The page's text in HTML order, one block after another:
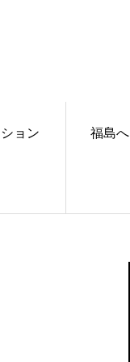
ョン 福島へ